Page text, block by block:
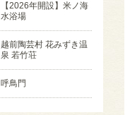
【2026年開設】米ノ海
水浴場
越前陶芸村 花みずき温
泉 若竹荘
呼鳥門